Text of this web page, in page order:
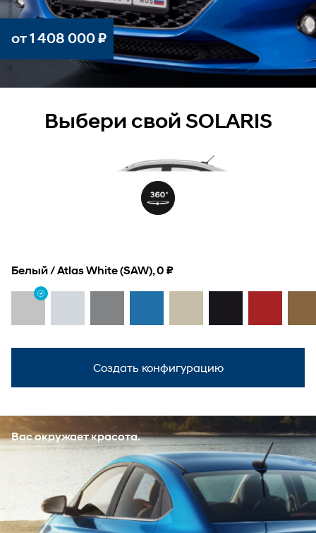
от1 408 000₽
Выбери свой SOLARIS
Белый / Atlas White (SAW), 0 ₽
Создать конфигурацию
Вас окружает красота.